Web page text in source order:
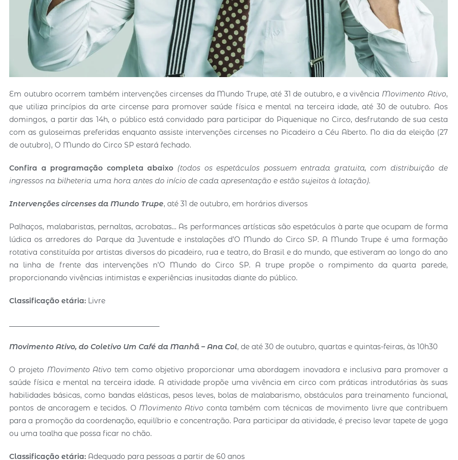
Em outubro ocorrem também intervenções circenses da Mundo Trupe, até 31 de outubro, e a vivência Movimento Ativo,
que utiliza princípios da arte circense para promover saúde física e mental na terceira idade, até 30 de outubro. Aos
domingos, a partir das 14h, o público está convidado para participar do Piquenique no Circo, desfrutando de sua cesta
com as guloseimas preferidas enquanto assiste intervenções circenses no Picadeiro a Céu Aberto. No dia da eleição (27
de outubro), O Mundo do Circo SP estará fechado.
Confira a programação completa abaixo (todos os espetáculos possuem entrada gratuita, com distribuição de
ingressos na bilheteria uma hora antes do início de cada apresentação e estão sujeitos à lotação).
Intervenções circenses da Mundo Trupe, até 31 de outubro, em horários diversos
Palhaços, malabaristas, pernaltas, acrobatas… As performances artísticas são espetáculos à parte que ocupam de forma
lúdica os arredores do Parque da Juventude e instalações d’O Mundo do Circo SP. A Mundo Trupe é uma formação
rotativa constituída por artistas diversos do picadeiro, rua e teatro, do Brasil e do mundo, que estiveram ao longo do ano
na linha de frente das intervenções n’O Mundo do Circo SP. A trupe propõe o rompimento da quarta parede,
proporcionando vivências intimistas e experiências inusitadas diante do público.
Classificação etária: Livre
Movimento Ativo, do Coletivo Um Café da Manhã – Ana Col, de até 30 de outubro, quartas e quintas-feiras, às 10h30
O projeto Movimento Ativo tem como objetivo proporcionar uma abordagem inovadora e inclusiva para promover a
saúde física e mental na terceira idade. A atividade propõe uma vivência em circo com práticas introdutórias às suas
habilidades básicas, como bandas elásticas, pesos leves, bolas de malabarismo, obstáculos para treinamento funcional,
pontos de ancoragem e tecidos. O Movimento Ativo conta também com técnicas de movimento livre que contribuem
para a promoção da coordenação, equilíbrio e concentração. Para participar da atividade, é preciso levar tapete de yoga
ou uma toalha que possa ficar no chão.
Classificação etária: Adequado para pessoas a partir de 60 anos